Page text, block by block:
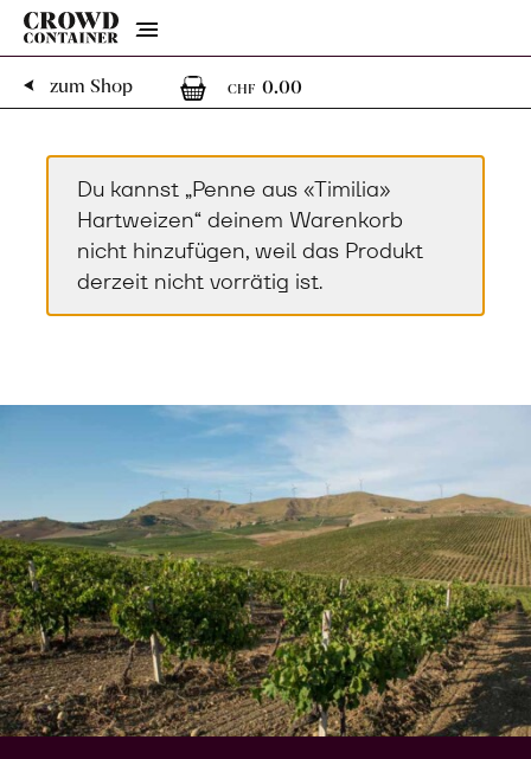
Menu
zum Shop
CHF 0.00
Du kannst „Penne aus «Timilia»
Hartweizen“ deinem Warenkorb
nicht hinzufügen, weil das Produkt
derzeit nicht vorrätig ist.